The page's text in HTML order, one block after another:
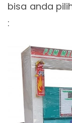
bisa anda
: